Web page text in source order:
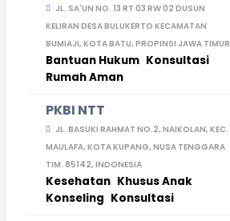
JL. SA'UN NO. 13 RT 03 RW 02 DUSUN
KELIRAN DESA BULUKERTO KECAMATAN
BUMIAJI, KOTA BATU, PROPINSI JAWA TIMUR
Bantuan Hukum Konsultasi
Rumah Aman
PKBI NTT
JL. BASUKI RAHMAT NO.2, NAIKOLAN, KEC.
MAULAFA, KOTA KUPANG, NUSA TENGGARA
TIM. 85142, INDONESIA
Kesehatan Khusus Anak
Konseling Konsultasi